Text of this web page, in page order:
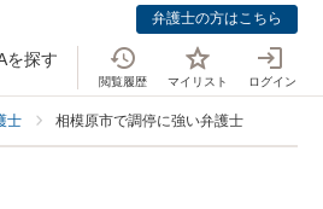
弁護士の方はこちら
を探す
閲覧履歴 マイリスト ログイン
士 相模原市で調停に強い弁護士